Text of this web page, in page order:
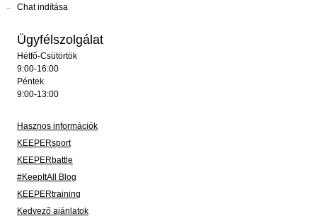
Chat indítása
Ügyfélszolgálat
Hétfő-Csütörtök
9:00-16:00
Péntek
9:00-13:00
Hasznos információk
KEEPERsport
KEEPERbattle
#KeepItAll Blog
KEEPERtraining
Kedvező ajánlatok